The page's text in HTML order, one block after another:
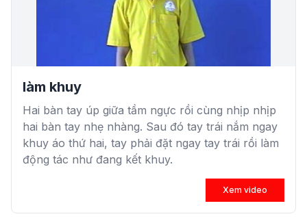
làm khuy
Hai bàn tay úp giữa tầm ngực rồi cùng nhịp nhịp
hai bàn tay nhẹ nhàng. Sau đó tay trái nắm ngay
khuy áo thứ hai, tay phải đặt ngay tay trái rồi làm
động tác như đang kết khuy.
Xem video